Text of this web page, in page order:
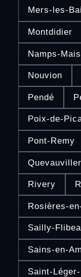
Mers-les-
Montdidier
Namps-
Nouvion
Pendé
Poix-de-
Pont-Remy
Rivery
Rosières-
Sailly-
Sains-en-
Saint-